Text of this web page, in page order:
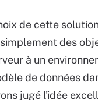
de cette
des
à un
de données
jugé l'idée